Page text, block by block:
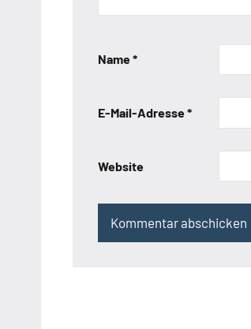
Name*
E-Mail-Adresse*
Website